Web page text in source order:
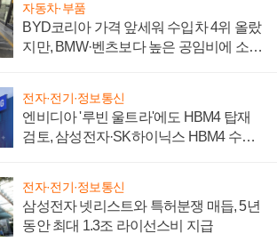
자동차·부품
BYD코리아 가격 앞세워 수입차 4위 올랐
지만, BMW·벤츠보다 높은 공임비에 소비
전자·전기·정보통신
엔비디아 '루빈 울트라'에도 HBM4 탑재
검토, 삼성전자·SK하이닉스 HBM4 수율
전자·전기·정보통신
삼성전자 넷리스트와 특허분쟁 매듭, 5년
동안 최대 1.3조 라이선스비 지급